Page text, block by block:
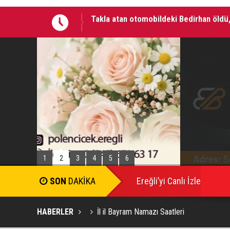
Otomobilde silahla başlarından
1 2 3 4 5 6
SON DAKİKA Ereğli’yi Canlı İzle
HABERLER İl il Bayram Namazı Saatleri